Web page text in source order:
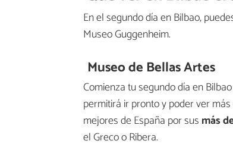
En el segundo día en Bilbao,
Museo Guggenheim.
Museo de Bellas Artes
Comienza tu segundo día en
permitirá ir pronto y poder ver
mejores de España por sus más
el Greco o Ribera.